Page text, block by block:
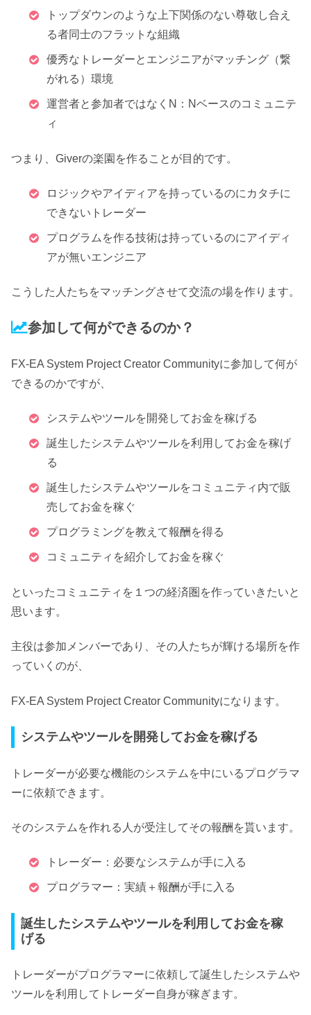
トップダウンのような上下関係のない尊敬し合え
る者同士のフラットな組織
優秀なトレーダーとエンジニアがマッチング（繋
がれる）環境
運営者と参加者ではなくN：Nベースのコミュニテ
ィ
つまり、 Giverの楽園を作ることが目的です。
ロジックやアイディアを持っているのにカタチに
できないトレーダー
プログラムを作る技術は持っているのにアイディ
アが無いエンジニア
こうした人たちをマッチングさせて交流の場を作ります。
参加して何ができるのか？
FX-EA System Project Creator Communityに参加して何が
できるのかですが、
システムやツールを開発してお金を稼げる
誕生したシステムやツールを利用してお金を稼げ
る
誕生したシステムやツールをコミュニティ内で販
売してお金を稼ぐ
プログラミングを教えて報酬を得る
コミュニティを紹介してお金を稼ぐ
といったコミュニティを１つの経済圏を作っていきたいと
思います。
主役は参加メンバーであり、その人たちが輝ける場所を作
っていくのが、
FX-EA System Project Creator Communityになります。
システムやツールを開発してお金を稼げる
トレーダーが必要な機能のシステムを中にいるプログラマ
ーに依頼できます。
そのシステムを作れる人が受注してその報酬を貰います。
トレーダー：必要なシステムが手に入る
プログラマー：実績＋報酬が手に入る
誕生したシステムやツールを利用してお金を稼
げる
トレーダーがプログラマーに依頼して誕生したシステムや
ツールを利用してトレーダー自身が稼ぎます。